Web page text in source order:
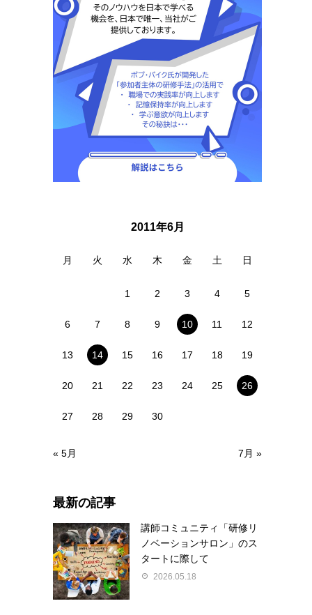
2011年6月
月 火 水 木 金 土 日
1 2 3 4 5
6 7 8 9 10 11 12
13 14 15 16 17 18 19
20 21 22 23 24 25 26
27 28 29 30
« 5月 7月 »
最新の記事
講師コミュニティ「研修リ
ノベーションサロン」のス
タートに際して
2026.05.18